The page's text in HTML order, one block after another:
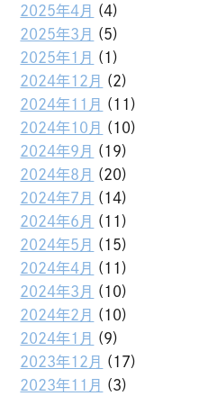
2025年4月
(4)
2025年3月
(5)
2025年1月
(1)
2024年12月
(2)
2024年11月
(11)
2024年10月
(10)
2024年9月
(19)
2024年8月
(20)
2024年7月
(14)
2024年6月
(11)
2024年5月
(15)
2024年4月
(11)
2024年3月
(10)
2024年2月
(10)
2024年1月
(9)
2023年12月
(17)
2023年11月
(3)